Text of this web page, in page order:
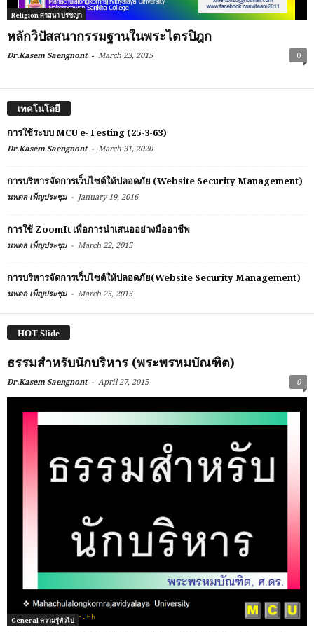
Religion ศาสนา ปรัชญา
หลักวิปัสสนากรรมฐานในพระไตรปิฎก
Dr.Kasem Saengnont - March 23, 2015 0
เทคโนโลยี
การใช้ระบบ MCU e-Testing (25-3-63)
Dr.Kasem Saengnont - March 31, 2020
การบริหารจัดการเว็บไซต์ให้ปลอดภัย (Website Security Management)
นพดล เพ็ญประชุม - January 19, 2016
การใช้ ZoomIt เพื่อการนำเสนออย่างมืออาชีพ
นพดล เพ็ญประชุม - March 22, 2015
การบริหารจัดการเว็บไซต์ให้ปลอดภัย(Website Security Management)
นพดล เพ็ญประชุม - March 25, 2015
HOT Slide
ธรรมสำหรับนักบริหาร (พระพรหมบัณฑิต)
Dr.Kasem Saengnont - April 27, 2015 0
General ความรู้ทั่วไป